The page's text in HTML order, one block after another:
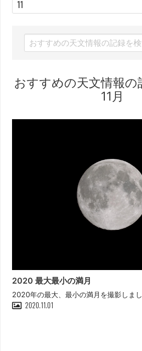
おすすめの天文情報
11月
2020 最大最小の満月
2020年の最大、最小の満月を撮影しま
2020.11.01